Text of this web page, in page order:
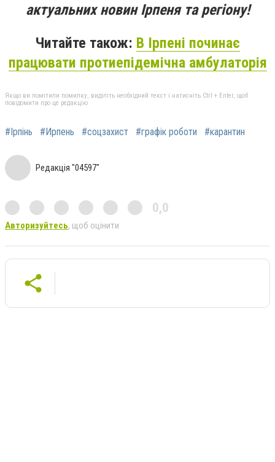
актуальних новин Ірпеня та регіону!
Читайте також: В Ірпені починає
працювати протиепідемічна амбулаторія
Якщо ви помітили помилку, виділіть необхідний текст і натисніть Ctrl + Enter, щоб
повідомити про це редакцію
#Ірпінь #Ирпень #соцзахист #графік роботи #карантин
Редакція "04597"
0,0
Авторизуйтесь, щоб оцінити